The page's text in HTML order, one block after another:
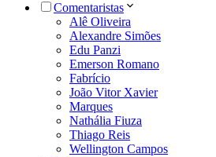
Comentaristas
Alê Oliveira
Alexandre Simões
Edu Panzi
Emerson Romano
Fabrício
João Vitor Xavier
Marques
Nathália Fiuza
Thiago Reis
Wellington Campos